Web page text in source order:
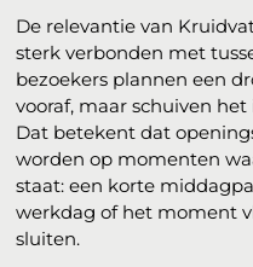
De relevantie van
sterk verbonden met
bezoekers plannen een
vooraf, maar schuiven
Dat betekent dat
worden op momenten
staat: een korte
werkdag of het moment
sluiten.